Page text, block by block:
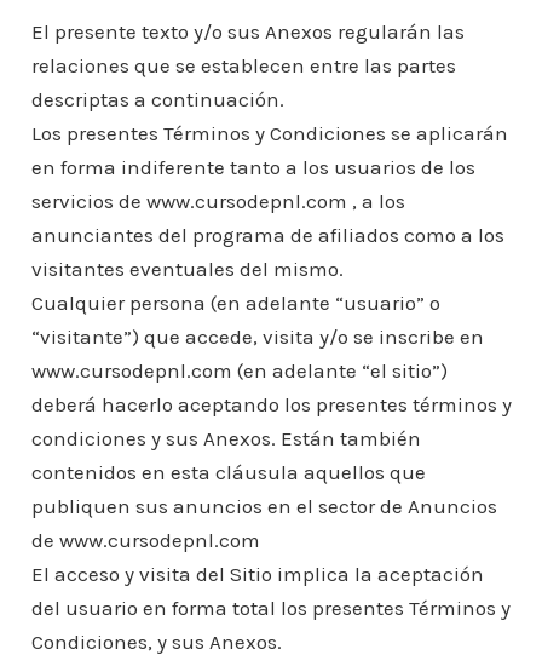
o
o
k
p
p
n
ar
ti
r
El presente texto y/o sus Anexos regularán las
relaciones que se establecen entre las partes
descriptas a continuación.
Los presentes Términos y Condiciones se aplicarán
en forma indiferente tanto a los usuarios de los
servicios de www.cursodepnl.com , a los
anunciantes del programa de afiliados como a los
visitantes eventuales del mismo.
Cualquier persona (en adelante “usuario” o
“visitante”) que accede, visita y/o se inscribe en
www.cursodepnl.com (en adelante “el sitio”)
deberá hacerlo aceptando los presentes términos y
condiciones y sus Anexos. Están también
contenidos en esta cláusula aquellos que
publiquen sus anuncios en el sector de Anuncios
de www.cursodepnl.com
El acceso y visita del Sitio implica la aceptación
del usuario en forma total los presentes Términos y
Condiciones, y sus Anexos.